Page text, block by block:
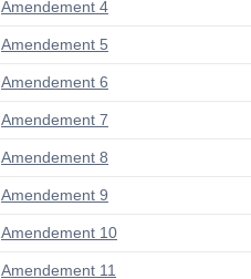
Amendement 4
Amendement 5
Amendement 6
Amendement 7
Amendement 8
Amendement 9
Amendement 10
Amendement 11